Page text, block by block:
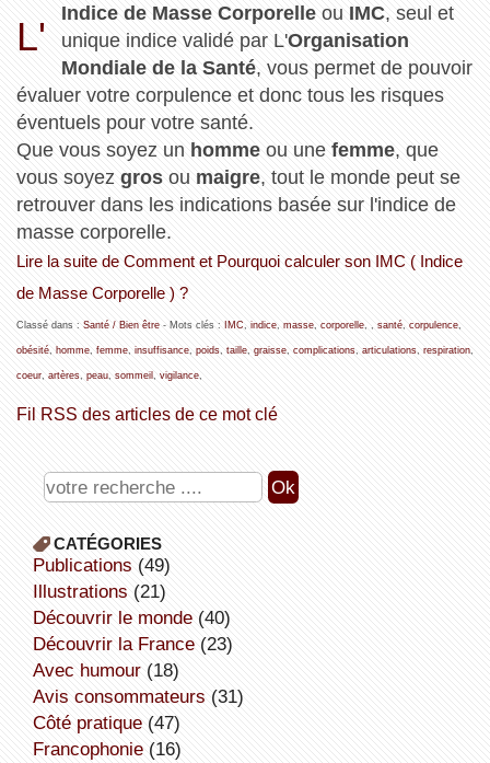
L'
Indice de Masse Corporelle ou IMC, seul et
unique indice validé par L'Organisation
Mondiale de la Santé, vous permet de pouvoir
évaluer votre corpulence et donc tous les risques
éventuels pour votre santé.
Que vous soyez un hommeou une femme, que
vous soyez grosou maigre, tout le monde peut se
retrouver dans les indications basée sur l'indice de
masse corporelle.
Lire la suite de Comment et Pourquoi calculer son IMC ( Indice
de Masse Corporelle ) ?
Classé dans : Santé / Bien être- Mots clés : IMC indice, masse, corporelle, santé, corpulence,
obésité, homme, femme, insuffisance, poids, taille, graisse, complications, articulations, respiration,
coeur, artères, peau, sommeil vigilance,
Fil RSS des articles de ce mot clé
CATÉGORIES
publications (49)
illustrations (21)
découvrir le monde(40)
découvrir la France(23)
avec humour(18)
avis consommateurs (31)
côté pratique(47)
Francophonie(16)